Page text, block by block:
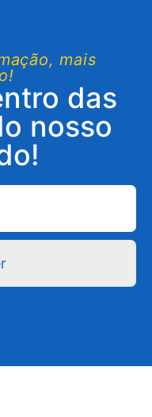
mais
das
nosso